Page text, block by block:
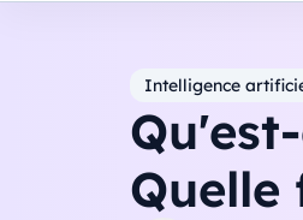
Intelligence